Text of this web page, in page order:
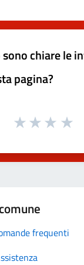
sono chiare le
pagina?
frequenti